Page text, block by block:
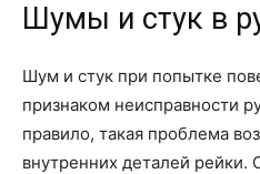
Шумы и стук в
Шум и стук при попытке
признаком неисправности
правило, такая проблема
внутренних деталей рейки.